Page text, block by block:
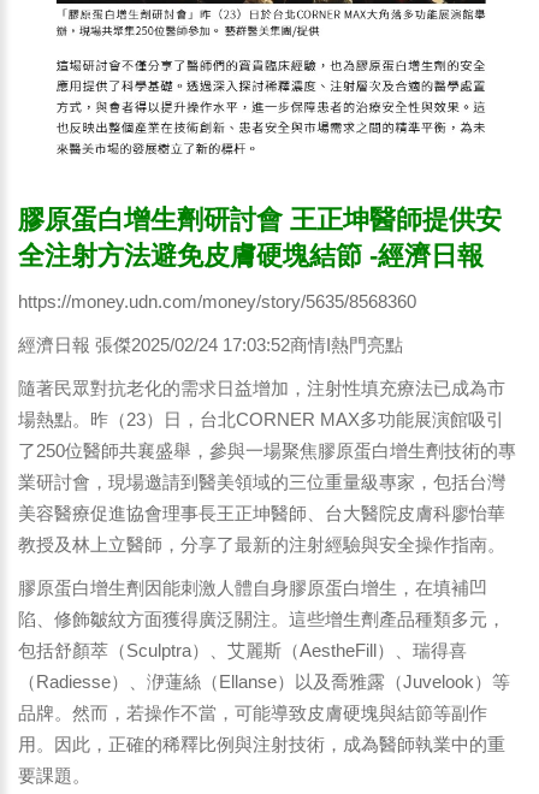
膠原蛋白增生劑研討會 王正坤醫師提供安
全注射方法避免皮膚硬塊結節 -經濟日報
https://money.udn.com/money/story/5635/8568360
經濟日報 張傑2025/02/24 17:03:52商情I熱門亮點
隨著民眾對抗老化的需求日益增加，注射性填充療法已成為市
場熱點。昨（23）日，台北CORNER MAX多功能展演館吸引
了250位醫師共襄盛舉，參與一場聚焦膠原蛋白增生劑技術的專
業研討會，現場邀請到醫美領域的三位重量級專家，包括台灣
美容醫療促進協會理事長王正坤醫師、台大醫院皮膚科廖怡華
教授及林上立醫師，分享了最新的注射經驗與安全操作指南。
膠原蛋白增生劑因能刺激人體自身膠原蛋白增生，在填補凹
陷、修飾皺紋方面獲得廣泛關注。這些增生劑產品種類多元，
包括舒顏萃（Sculptra）、艾麗斯（AestheFill）、瑞得喜
（Radiesse）、洢蓮絲（Ellanse）以及喬雅露（Juvelook）等
品牌。然而，若操作不當，可能導致皮膚硬塊與結節等副作
用。因此，正確的稀釋比例與注射技術，成為醫師執業中的重
要課題。